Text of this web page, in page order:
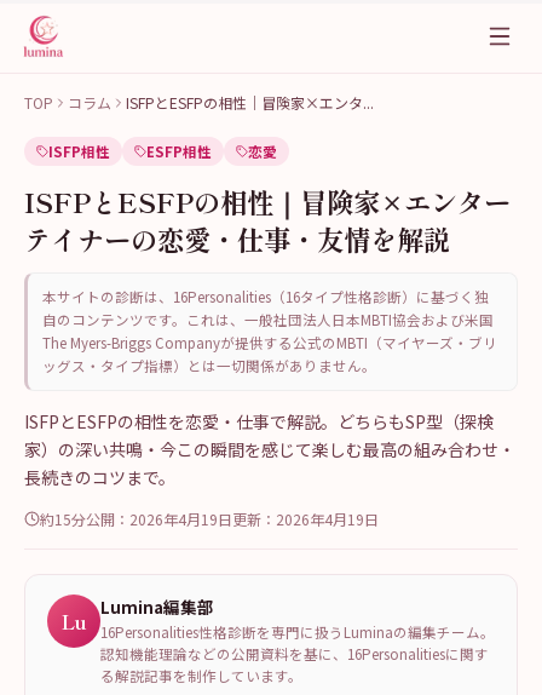
TOP コラム ISFPとESFPの相性｜冒険家×エンタ...
ISFP相性 ESFP相性 恋愛
ISFPとESFPの相性｜冒険家×エンター
テイナーの恋愛・仕事・友情を解説
本サイトの診断は、16Personalities（16タイプ性格診断）に基づく独
自のコンテンツです。これは、一般社団法人日本MBTI協会および米国
The Myers-Briggs Companyが提供する公式のMBTI（マイヤーズ・ブリ
ッグス・タイプ指標）とは一切関係がありません。
ISFPとESFPの相性を恋愛・仕事で解説。どちらもSP型（探検
家）の深い共鳴・今この瞬間を感じて楽しむ最高の組み合わせ・
長続きのコツまで。
約15分公開： 2026年4月19日更新： 2026年4月19日
Lu Lumina編集部
16Personalities性格診断を専門に扱うLuminaの編集チーム。
認知機能理論などの公開資料を基に、16Personalitiesに関す
る解説記事を制作しています。